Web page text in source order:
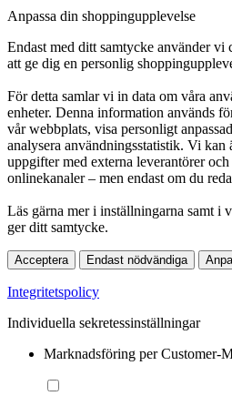
Anpassa din shoppingupplevelse
Endast med ditt samtycke använder
att ge dig en personlig
För detta samlar vi in data om våra
enheter. Denna information används
vår webbplats, visa personligt
analysera användningsstatistik. Vi kan
uppgifter med externa leverantörer
onlinekanaler – men endast om du
Läs gärna mer i inställningarna samt i
ger ditt samtycke.
Acceptera Endast nödvändiga
Integritetspolicy
Individuella sekretessinställningar
Marknadsföring per Customer-